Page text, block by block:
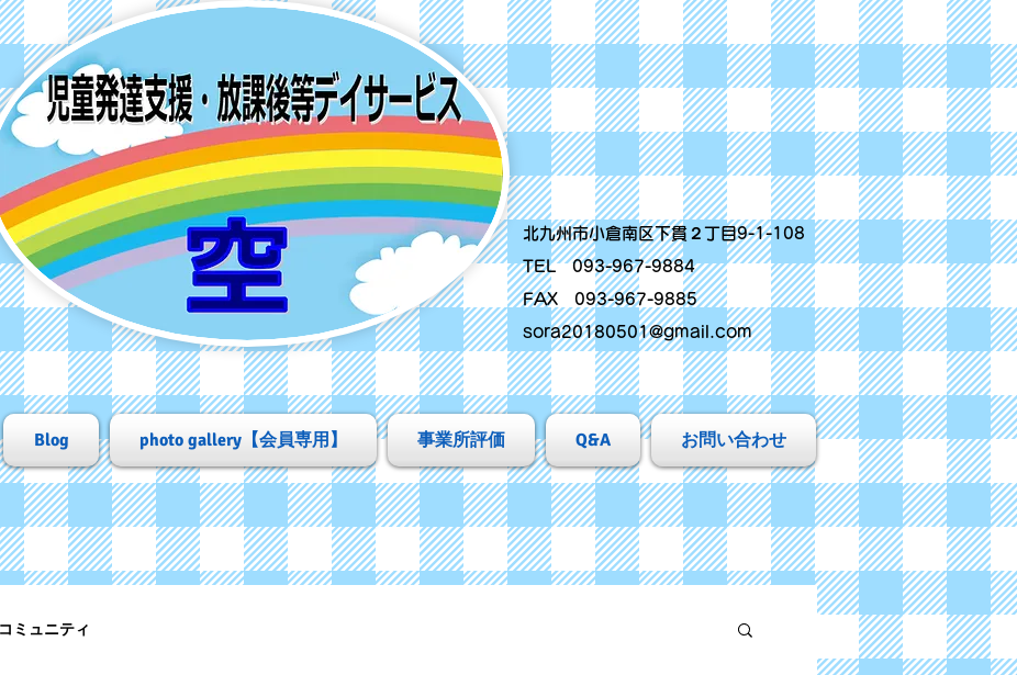
北九州市小倉南区下貫２丁目9-1-108
TEL 093-967-9884
FAX 093-967-9885
sora20180501@gmail.com
Blog photo gallery【会員専用】 事業所評価 Q&A お問い合わせ
コミュニティ